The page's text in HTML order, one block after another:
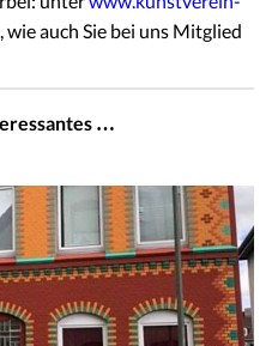
wie auch Sie bei uns Mitglied
…